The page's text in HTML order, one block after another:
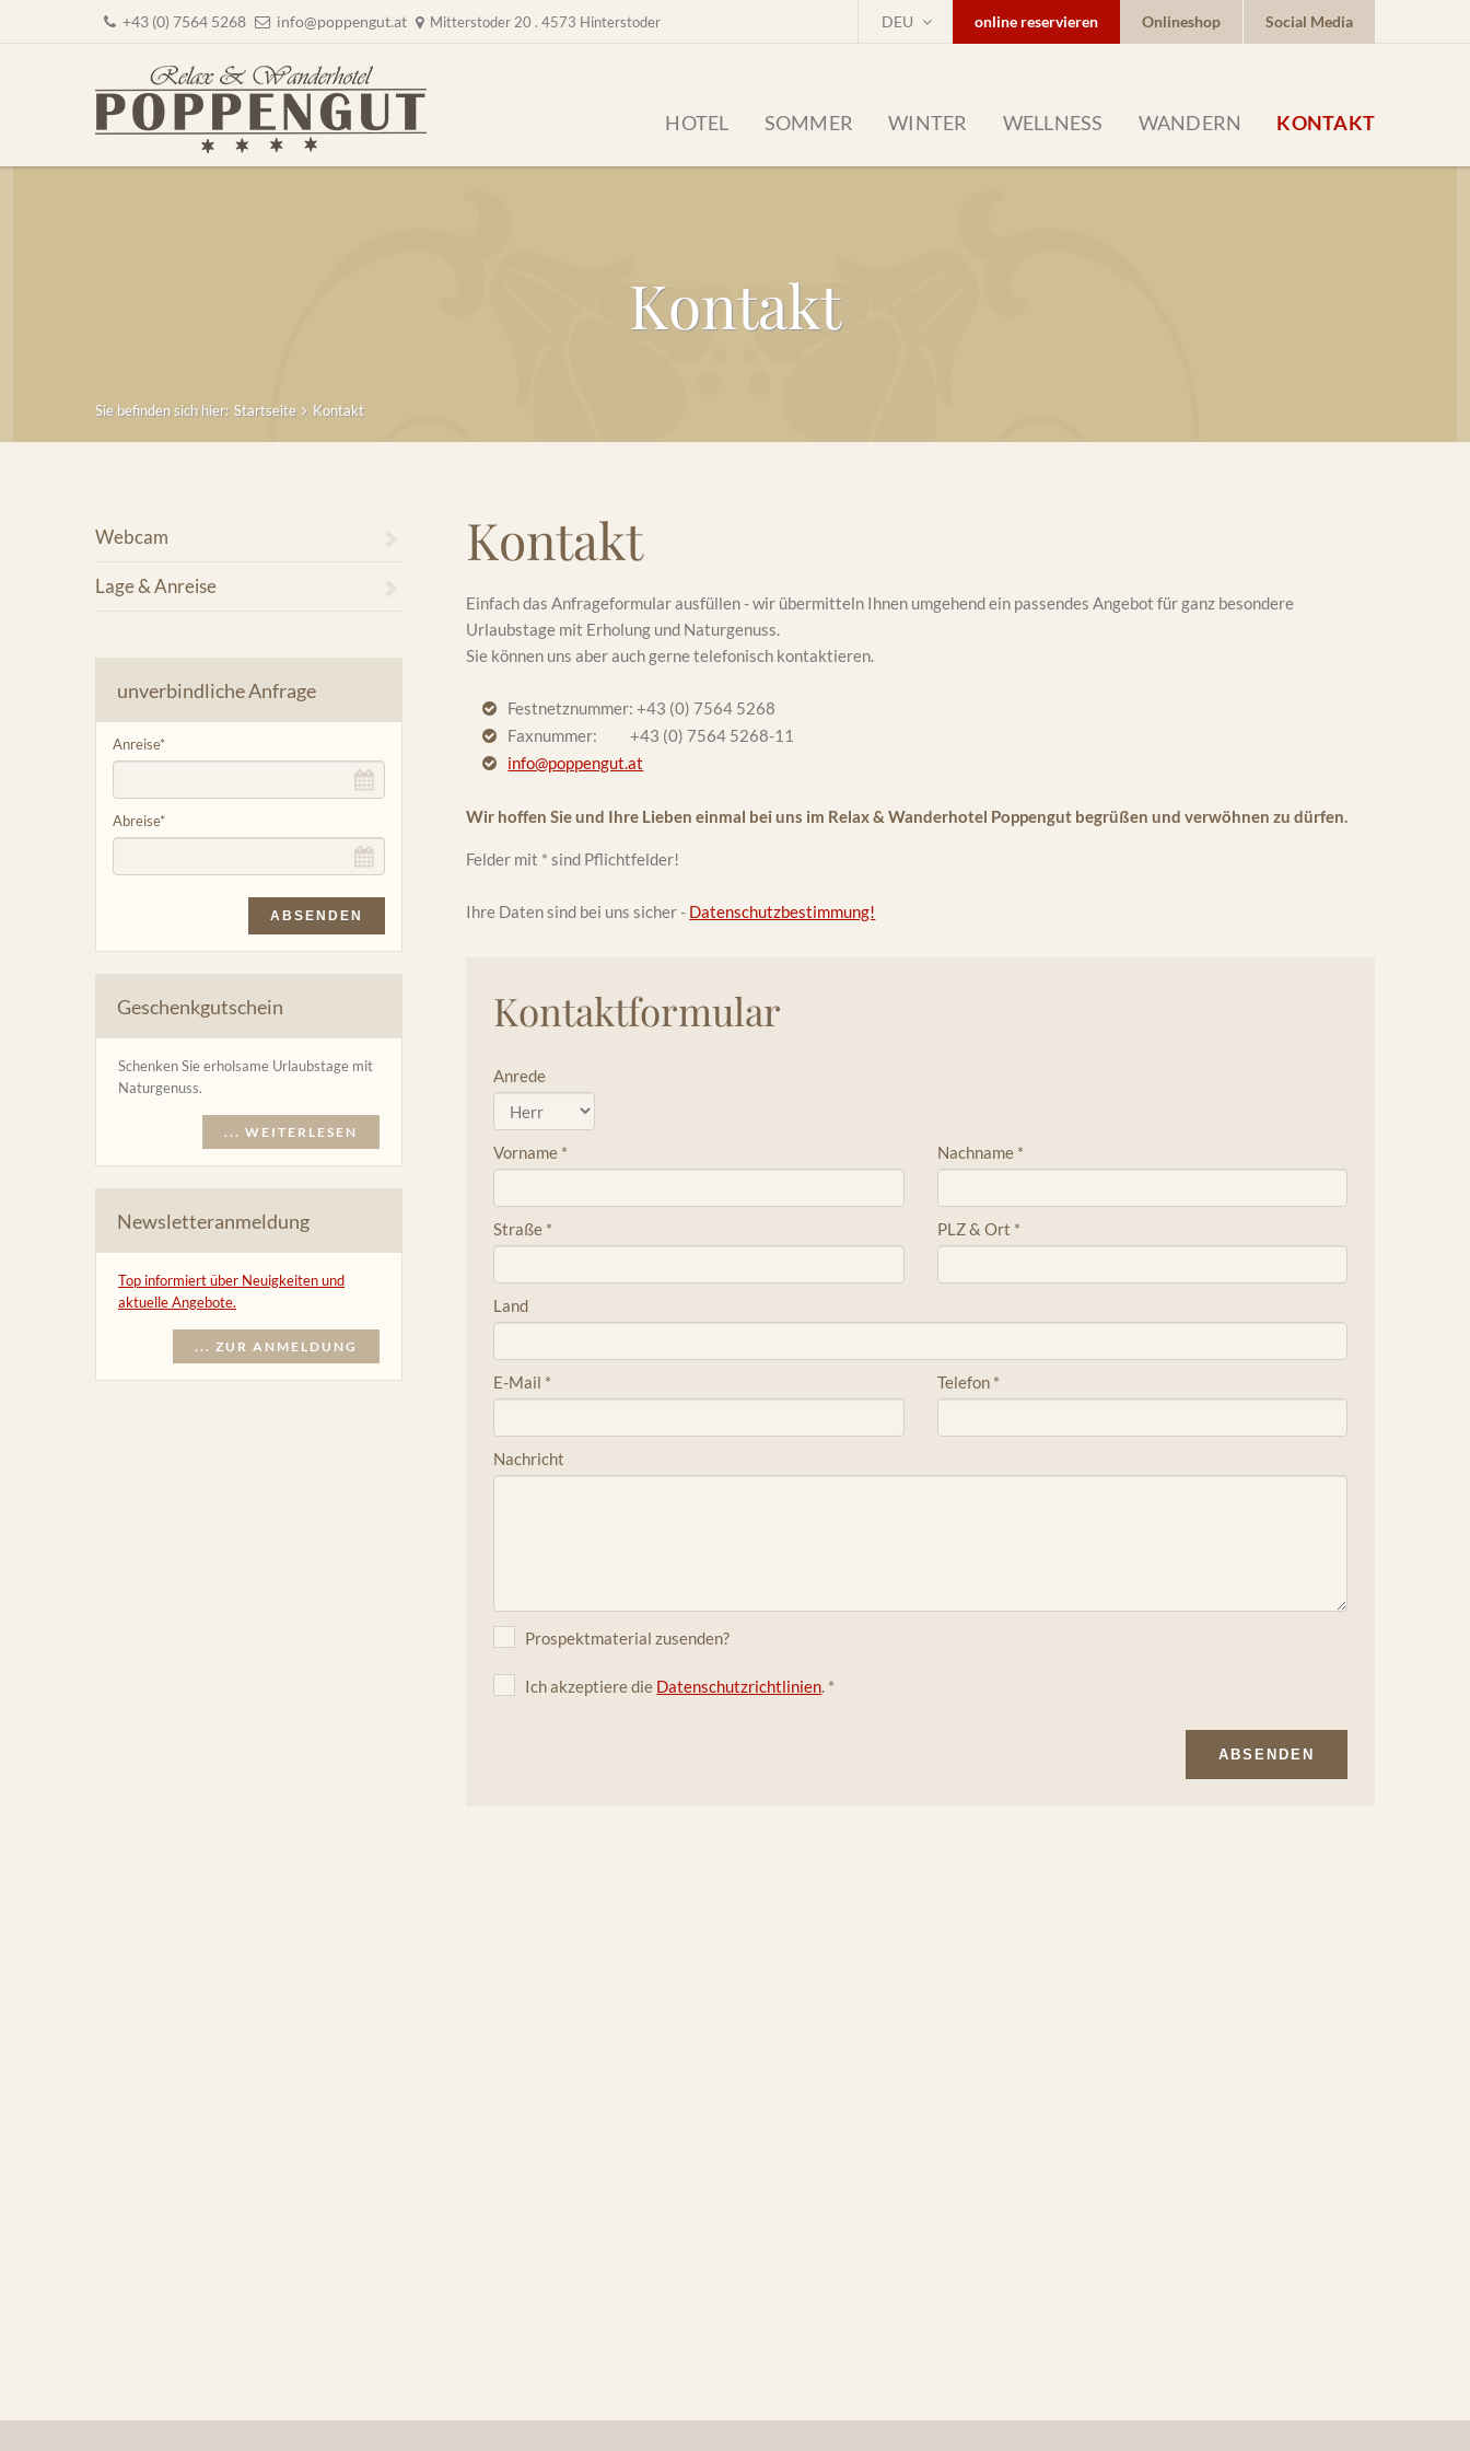
Mitterstoder 20 . 4573 Hinterstoder
+43 (0) 7564 5268 info@poppengut.at online reservieren Onlineshop Social Media
DEU
HOTEL SOMMER WINTER WELLNESS WANDERN KONTAKT
Kontakt
Sie befinden sich hier: Startseite Kontakt
Kontakt
Einfach das Anfrageformular ausfüllen - wir übermitteln Ihnen umgehend ein passendes Angebot für ganz besondere
Urlaubstage mit Erholung und Naturgenuss.
Sie können uns aber auch gerne telefonisch kontaktieren.
Festnetznummer: +43 (0) 7564 5268
Faxnummer: +43 (0) 7564 5268-11
info@poppengut.at
Wir hoffen Sie und Ihre Lieben einmal bei uns im Relax & Wanderhotel Poppengut begrüßen und verwöhnen zu dürfen.
Felder mit * sind Pflichtfelder!
Ihre Daten sind bei uns sicher - Datenschutzbestimmung!
Kontaktformular
Anrede
Vorname * Nachname *
Straße * PLZ & Ort *
Land
E-Mail * Telefon *
Nachricht
Prospektmaterial zusenden?
Ich akzeptiere die Datenschutzrichtlinien. *
ABSENDEN
Webcam
Lage & Anreise
unverbindliche Anfrage
Anreise*
Abreise*
ABSENDEN
Geschenkgutschein
Schenken Sie erholsame Urlaubstage mit
Naturgenuss.
... WEITERLESEN
Newsletteranmeldung
Top informiert über Neuigkeiten und
aktuelle Angebote.
... ZUR ANMELDUNG